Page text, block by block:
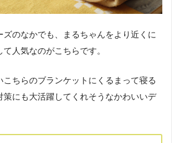
ズのなかでも、まるちゃんをより近くに
人気なのがこちらです。
ちらのブランケットにくるまって寝る
策にも大活躍してくれそうなかわいいデ